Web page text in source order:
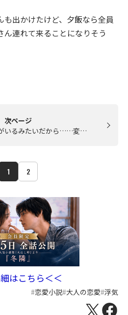
も出かけたけど、夕飯なら全員
連れて来ることになりそう
次ページ
がいるみたいだから……変…
1 2
はこちら＜＜
恋愛小説 大人の恋愛 浮気